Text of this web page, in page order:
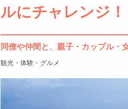
ルにチャレンジ！
同僚や仲間と、親子・カップル・
観光・体験・グルメ